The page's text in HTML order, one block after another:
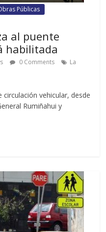
Públicas
al puente
habilitada
0 Comments
La
vehicular, desde
Rumiñahui y